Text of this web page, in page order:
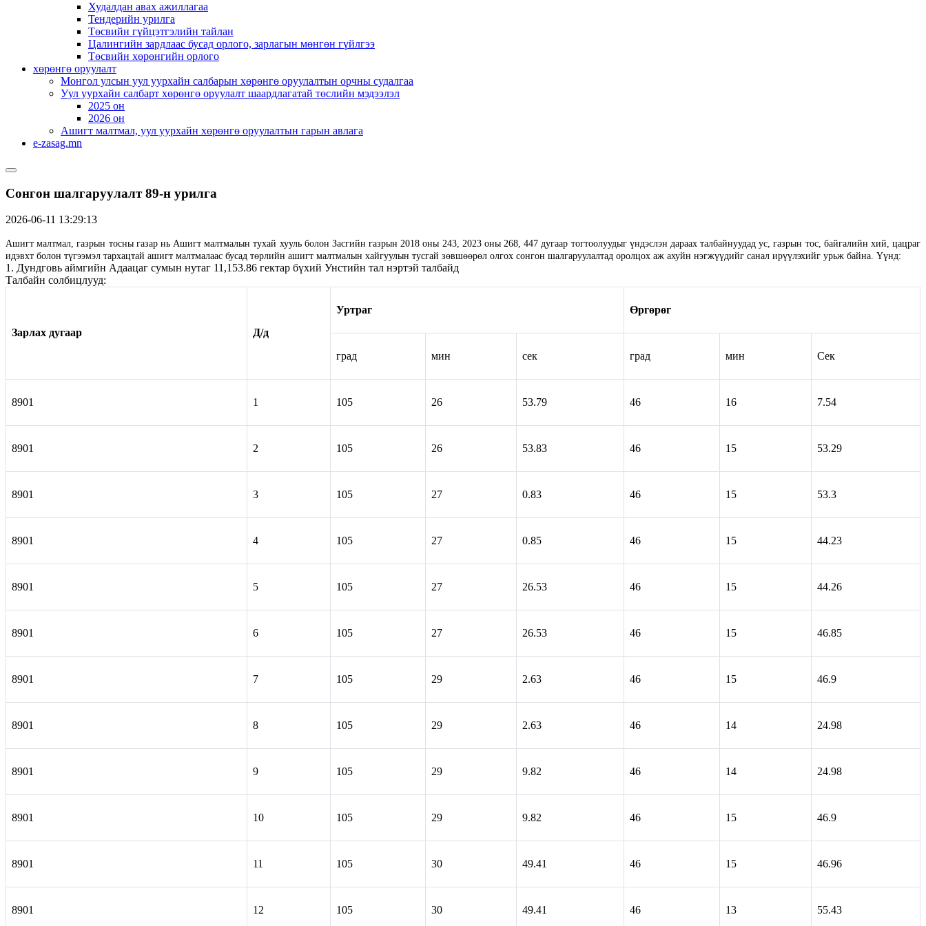
Худалдан авах ажиллагаа
Тендерийн урилга
Төсвийн гүйцэтгэлийн тайлан
Цалингийн зардлаас бусад орлого, зарлагын мөнгөн гүйлгээ
Төсвийн хөрөнгийн орлого
хөрөнгө оруулалт
Монгол улсын уул уурхайн салбарын хөрөнгө оруулалтын орчны судалгаа
Уул уурхайн салбарт хөрөнгө оруулалт шаардлагатай төслийн мэдээлэл
2025 он
2026 он
Ашигт малтмал, уул уурхайн хөрөнгө оруулалтын гарын авлага
e-zasag.mn
Сонгон шалгаруулалт 89-н урилга
2026-06-11 13:29:13
Ашигт малтмал, газрын тосны газар нь Ашигт малтмалын тухай хууль болон Засгийн газрын 2018 оны 243, 2023 оны 268, 447 дугаар тогтоолуудыг үндэслэн дараах талбайнуудад ус, газрын тос, байгалийн хий, цацраг
идэвхт болон түгээмэл тархацтай ашигт малтмалаас бусад төрлийн ашигт малтмалын хайгуулын тусгай зөвшөөрөл олгох сонгон шалгаруулалтад оролцох аж ахуйн нэгжүүдийг санал ирүүлэхийг урьж байна. Үүнд:
1. Дундговь аймгийн Адаацаг сумын нутаг 11,153.86 гектар бүхий Унстийн тал нэртэй талбайд
Талбайн солбицлууд:
Зарлах дугаар Д/д
Уртраг Өргөрөг
град мин сек град мин Сек
8901 1 105 26 53.79 46 16 7.54
8901 2 105 26 53.83 46 15 53.29
8901 3 105 27 0.83 46 15 53.3
8901 4 105 27 0.85 46 15 44.23
8901 5 105 27 26.53 46 15 44.26
8901 6 105 27 26.53 46 15 46.85
8901 7 105 29 2.63 46 15 46.9
8901 8 105 29 2.63 46 14 24.98
8901 9 105 29 9.82 46 14 24.98
8901 10 105 29 9.82 46 15 46.9
8901 11 105 30 49.41 46 15 46.96
8901 12 105 30 49.41 46 13 55.43